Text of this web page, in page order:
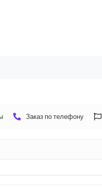
Заказ по телефону